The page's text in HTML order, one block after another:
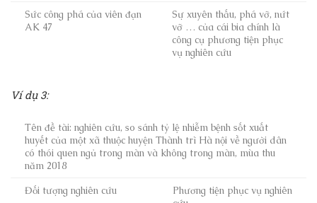
Sức công phá của viên đạn
AK 47
Sự xuyên thấu, phá vỡ, nứt
vỡ … của cái bia chính là
công cụ phương tiện phục
vụ nghiên cứu
Ví dụ 3:
Tên đề tài: nghiên cứu, so sánh tỷ lệ nhiễm bệnh sốt xuất
huyết của một xã thuộc huyện Thành trì Hà nội về người dân
có thói quen ngủ trong màn và không trong màn, mùa thu
năm 2018
Đối tượng nghiên cứu
Phương tiện phục vụ nghiên